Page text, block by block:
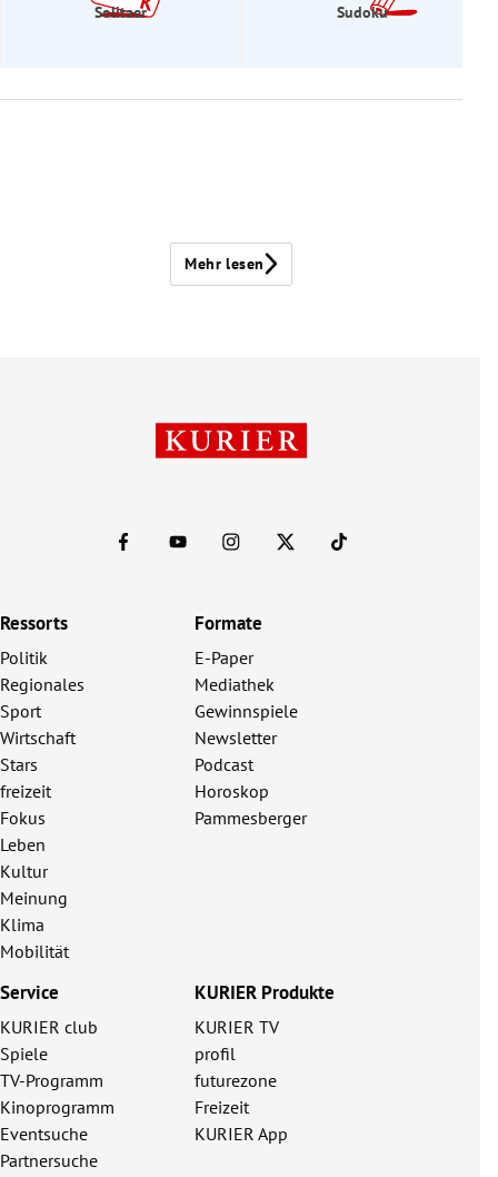
Solitaer Sudoku
Mehr lesen
Ressorts
Politik
Regionales
Sport
Wirtschaft
Stars
freizeit
Fokus
Leben
Kultur
Meinung
Klima
Mobilität
Formate
E-Paper
Mediathek
Gewinnspiele
Newsletter
Podcast
Horoskop
Pammesberger
Service
KURIER club
Spiele
TV-Programm
Kinoprogramm
Eventsuche
Partnersuche
KURIER Produkte
KURIER TV
profil
futurezone
Freizeit
KURIER App